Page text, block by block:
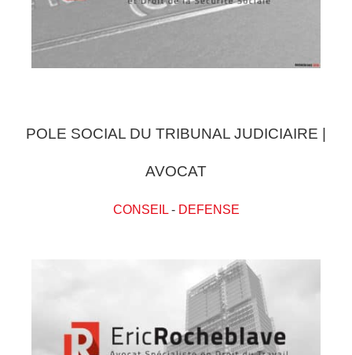
POLE SOCIAL DU TRIBUNAL JUDICIAIRE |
AVOCAT
CONSEIL- DEFENSE